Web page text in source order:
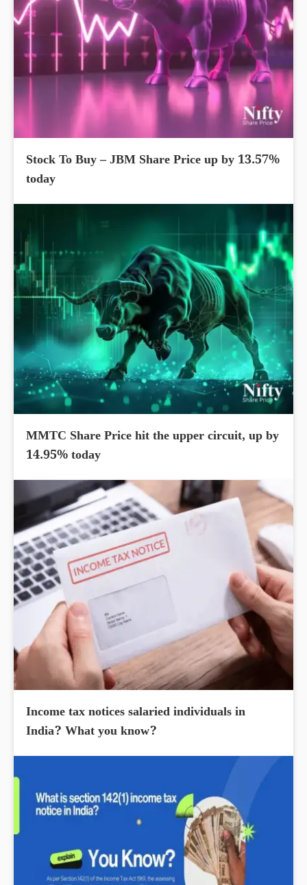
Stock To Buy – JBM Share Price up by 13.57%
today
MMTC Share Price hit the upper circuit, up by
14.95% today
Income tax notices salaried individuals in
India? What you know?